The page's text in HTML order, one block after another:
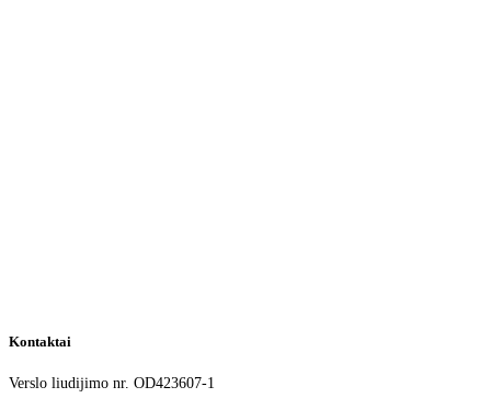
Kontaktai
Verslo liudijimo nr. OD423607-1